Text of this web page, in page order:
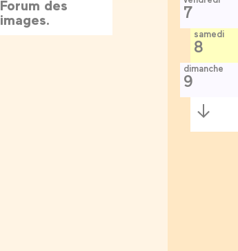
Forum des
images.
7
samedi
8
dimanche
9
Semaine
suivante